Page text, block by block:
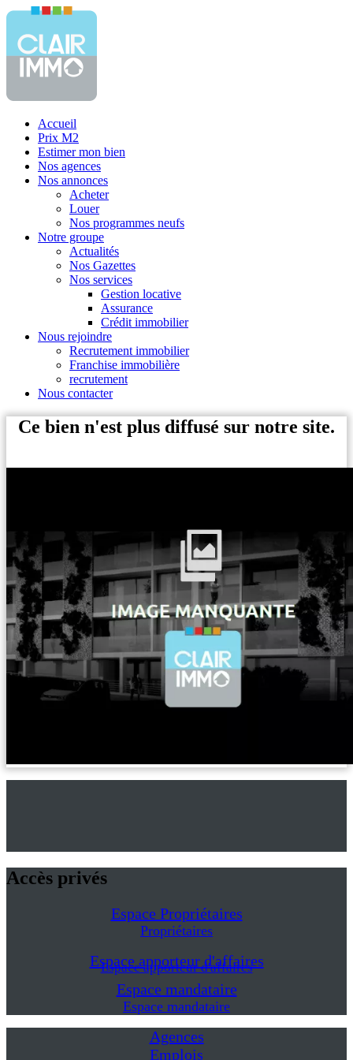
Accueil
Prix M2
Estimer mon bien
Nos agences
Nos annonces
Acheter
Louer
Nos programmes neufs
Notre groupe
Actualités
Nos Gazettes
Nos services
Gestion locative
Assurance
Crédit immobilier
Nous rejoindre
Recrutement immobilier
Franchise immobilière
recrutement
Nous contacter
Ce bien n'est plus diffusé sur notre site.
Accès privés
Espace Propriétaires
Propriétaires
Espace apporteur d'affaires
Espace apporteur d'affaires
Espace mandataire
Espace mandataire
Agences
Emplois